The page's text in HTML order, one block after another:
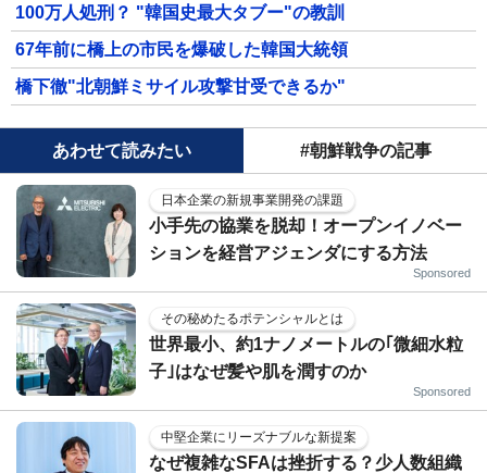
100万人処刑？ "韓国史最大タブー"の教訓
67年前に橋上の市民を爆破した韓国大統領
橋下徹"北朝鮮ミサイル攻撃甘受できるか"
あわせて読みたい #朝鮮戦争の記事
日本企業の新規事業開発の課題
小手先の協業を脱却！オープンイノベー
ションを経営アジェンダにする方法
Sponsored
その秘めたるポテンシャルとは
世界最小、約1ナノメートルの｢微細水粒
子｣はなぜ髪や肌を潤すのか
Sponsored
中堅企業にリーズナブルな新提案
なぜ複雑なSFAは挫折する？少人数組織